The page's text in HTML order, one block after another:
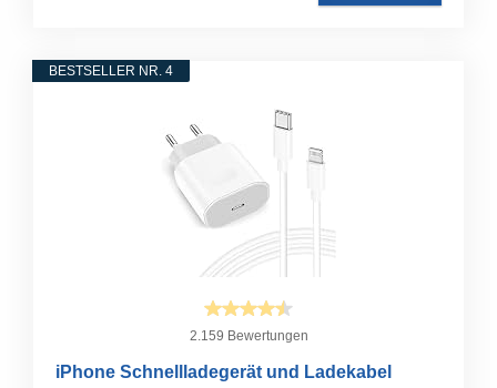
BESTSELLER NR. 4
2.159 Bewertungen
iPhone Schnellladegerät und Ladekabel